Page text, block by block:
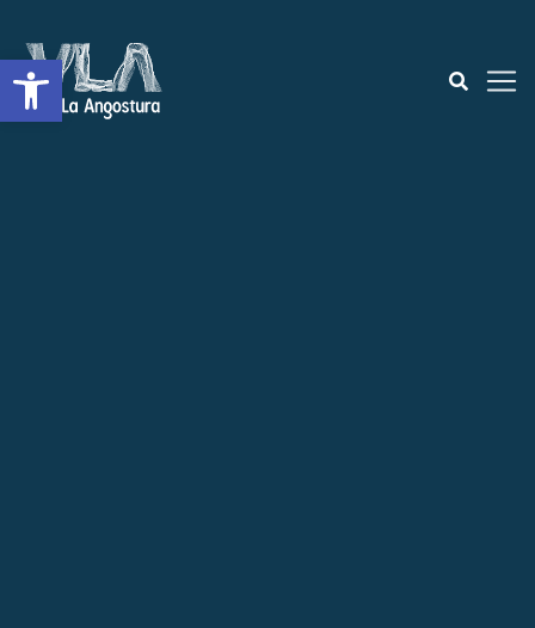
Open toolbar